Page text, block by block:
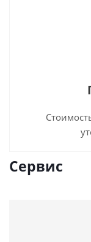
Сервис